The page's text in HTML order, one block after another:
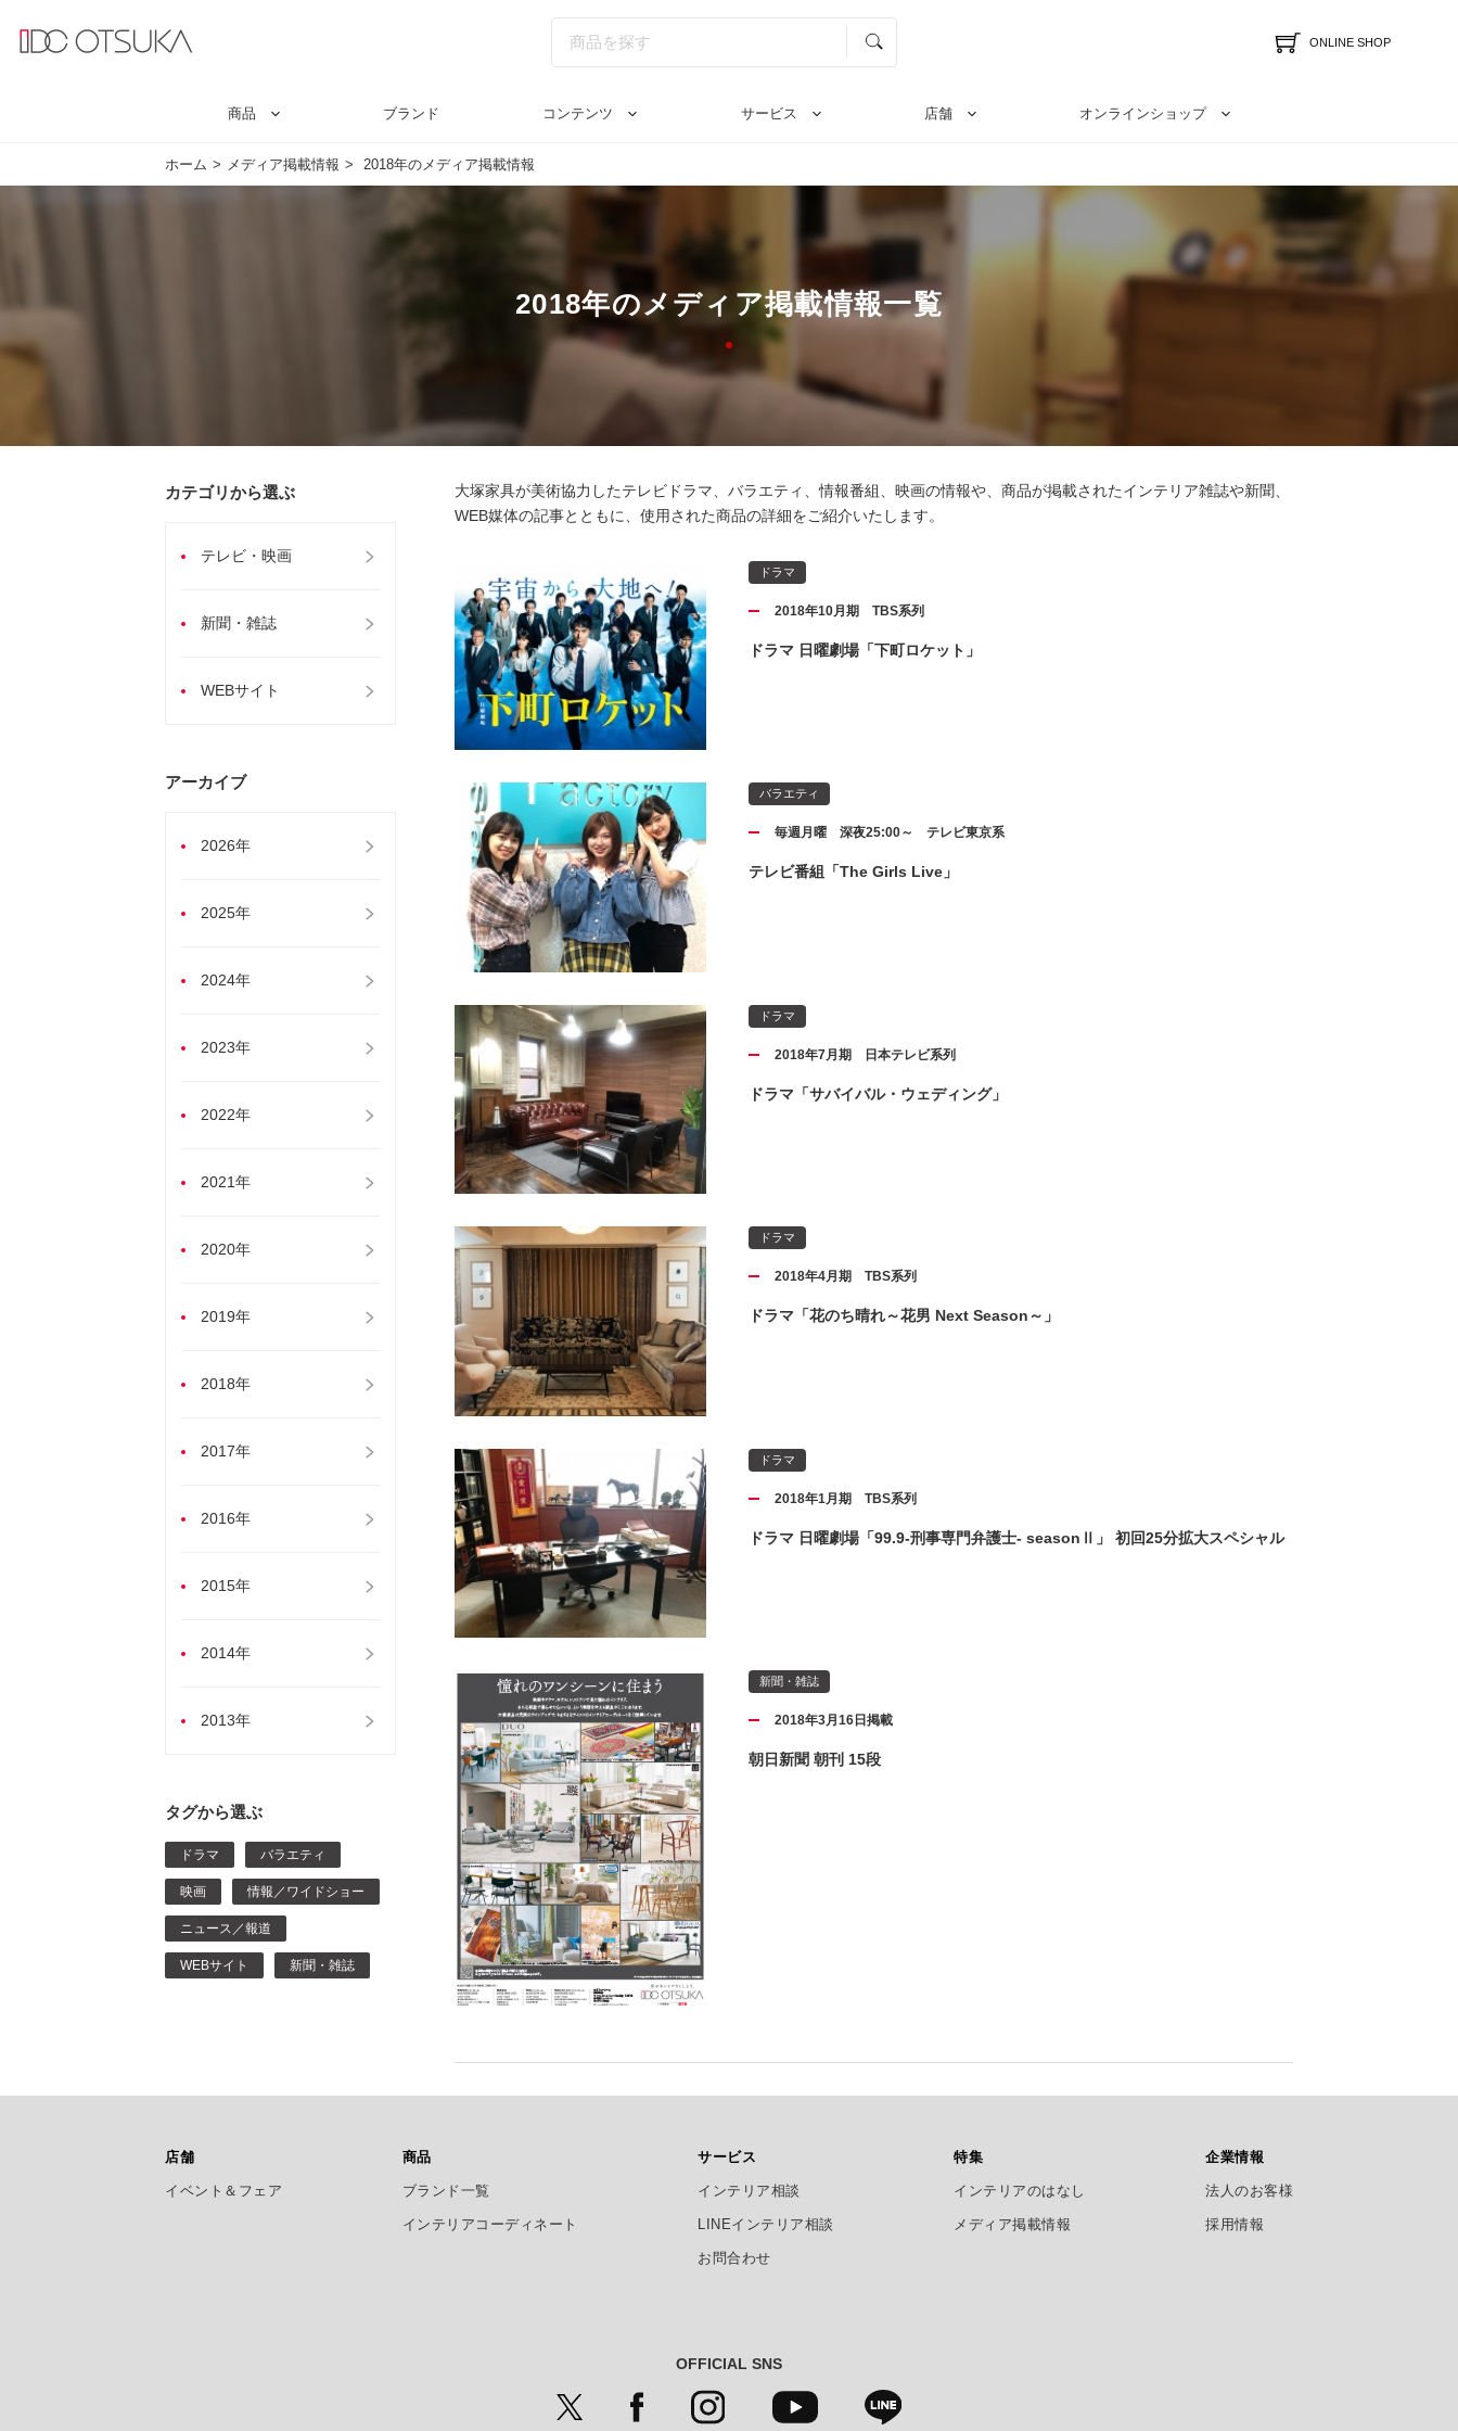
ONLINE SHOP
商品 ブランド コンテンツ サービス 店舗 オンラインショップ
ホーム メディア掲載情報 2018年のメディア掲載情報
2018年のメディア掲載情報一覧
カテゴリから選ぶ
テレビ・映画
新聞・雑誌
WEBサイト
アーカイブ
2026年
2025年
2024年
2023年
2022年
2021年
2020年
2019年
2018年
2017年
2016年
2015年
2014年
2013年
タグから選ぶ
ドラマ バラエティ
映画 情報／ワイドショー
ニュース／報道
WEBサイト 新聞・雑誌
大塚家具が美術協力したテレビドラマ、バラエティ、情報番組、映画の情報や、商品が掲載されたインテリア雑誌や新聞、
WEB媒体の記事とともに、使用された商品の詳細をご紹介いたします。
ドラマ
2018年10月期 TBS系列
ドラマ 日曜劇場「下町ロケット」
バラエティ
毎週月曜 深夜25:00～ テレビ東京系
テレビ番組「The Girls Live」
ドラマ
2018年7月期 日本テレビ系列
ドラマ「サバイバル・ウェディング」
ドラマ
2018年4月期 TBS系列
ドラマ「花のち晴れ～花男 Next Season～」
ドラマ
2018年1月期 TBS系列
ドラマ 日曜劇場「99.9-刑事専門弁護士- seasonⅡ」 初回25分拡大スペシャル
新聞・雑誌
2018年3月16日掲載
朝日新聞 朝刊 15段
店舗
イベント＆フェア
商品
ブランド一覧
インテリアコーディネート
サービス
インテリア相談
LINEインテリア相談
お問合わせ
特集
インテリアのはなし
メディア掲載情報
企業情報
法人のお客様
採用情報
OFFICIAL SNS